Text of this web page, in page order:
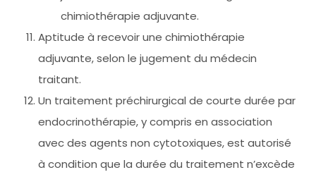
chimiothérapie adjuvante.
Aptitude à recevoir une chimiothérapie
adjuvante, selon le jugement du médecin
traitant.
Un traitement préchirurgical de courte durée par
endocrinothérapie, y compris en association
avec des agents non cytotoxiques, est autorisé
à condition que la durée du traitement n’excède